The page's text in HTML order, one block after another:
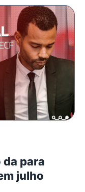
para
julho